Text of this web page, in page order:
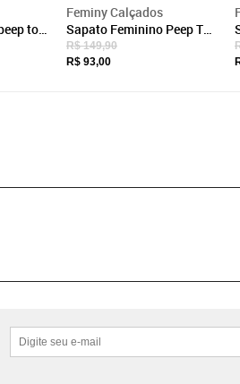
toe
Verniz
Feminy Calçados
Sapato Feminino Peep Toe
Salto Alto Bloco em Verniz
com Enfeite Laço Preto
R$ 149,90
R$ 93,00